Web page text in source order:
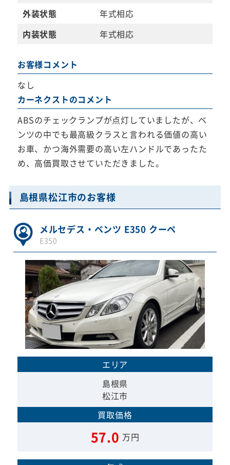
外装状態
年式相応
内装状態
年式相応
お客様コメント
なし
カーネクストのコメント
ABSのチェックランプが点灯していましたが、ベ
ンツの中でも最高級クラスと言われる価値の高い
お車、かつ海外需要の高い左ハンドルであったた
め、高価買取させていただきました。
島根県松江市のお客様
メルセデス・ベンツ E350 クーペ
E350
エリア
島根県
松江市
買取価格
57.0 万円